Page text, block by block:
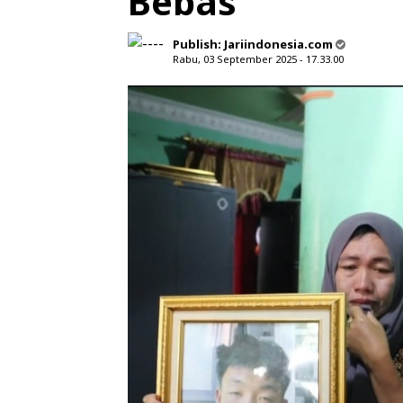
Publish: Jariindonesia.com
Rabu, 03 September 2025 - 17.33.00